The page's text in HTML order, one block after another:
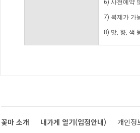
6) 사전예약
7) 복제가 가
8) 맛, 향, 색
꽃마 소개 내가게 열기(입점안내) 개인정